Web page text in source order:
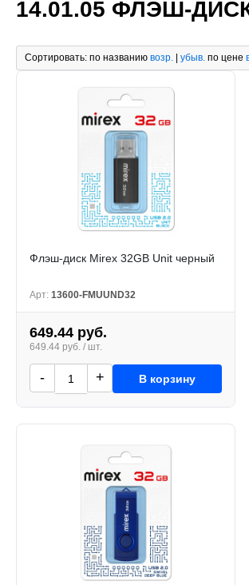
14.01.05 ФЛЭШ-
Сортировать: по названию возр. | убыв. по цене
Флэш-диск Mirex 32GB Unit черный
Арт: 13600-FMUUND32
649.44 руб.
649.44 руб. / шт.
- + В корзину